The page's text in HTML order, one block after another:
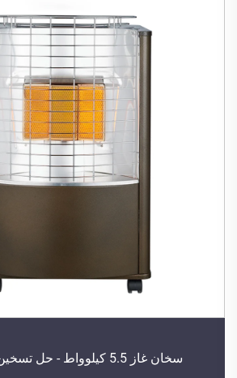
سخان غاز 5.5 كيلوواط - حل تسخين داخلي سريع